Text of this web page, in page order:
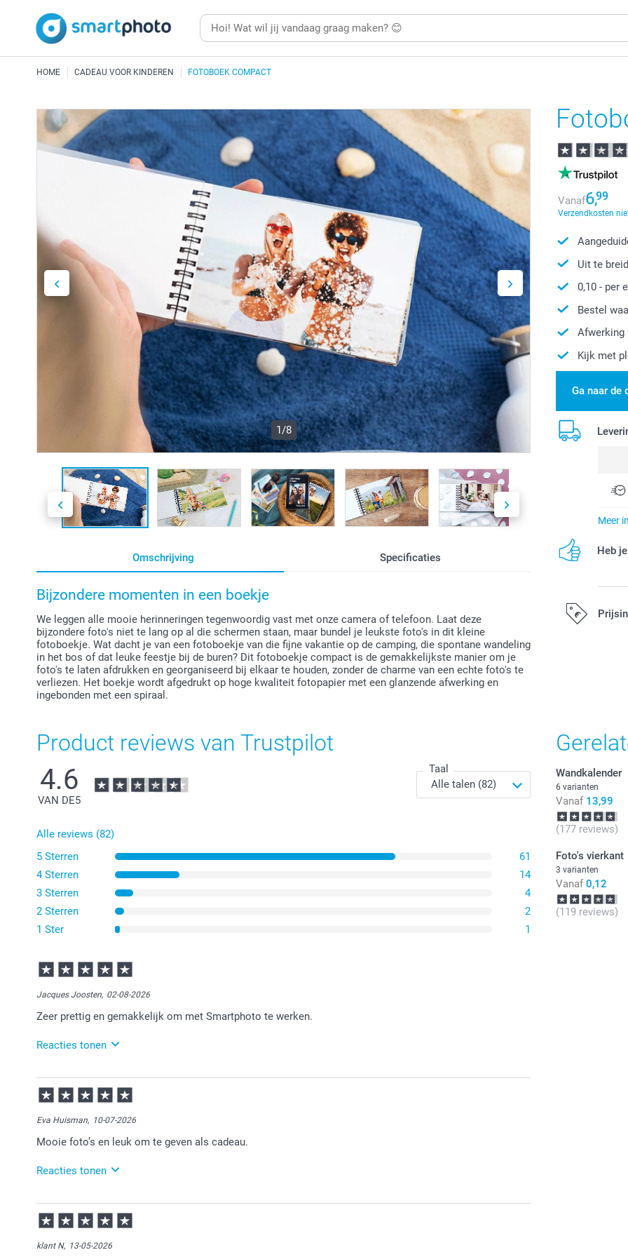
HOME CADEAU VOOR KINDEREN FOTOBOEK COMPACT
1/8
Omschrijving Specificaties
Bijzondere momenten in een boekje
We leggen alle mooie herinneringen tegenwoordig vast met onze camera of telefoon. Laat deze
bijzondere foto's niet te lang op al die schermen staan, maar bundel je leukste foto's in dit kleine
fotoboekje. Wat dacht je van een fotoboekje van die fijne vakantie op de camping, die spontane wandeling
in het bos of dat leuke feestje bij de buren? Dit fotoboekje compact is de gemakkelijkste manier om je
foto's te laten afdrukken en georganiseerd bij elkaar te houden, zonder de charme van een echte foto's te
verliezen. Het boekje wordt afgedrukt op hoge kwaliteit fotopapier met een glanzende afwerking en
ingebonden met een spiraal.
Vanaf6,99
Verzendkosten
Uit te
0,10 - per
Bestel
Afwerking
Kijk met
Ga naar de
Meer
Heb
Product reviews van Trustpilot
4.6
VAN DE5
Taal
Alle reviews (82)
5 Sterren
61
4 Sterren
14
3 Sterren
4
2 Sterren
2
1 Ster
1
Jacques Joosten, 02-08-2026
Zeer prettig en gemakkelijk om met Smartphoto te werken.
Reacties tonen
03-08-2026
12:14
Dat is leuk om te lezen.
Eva Huisman, 10-07-2026
Mooie foto’s en leuk om te geven als cadeau.
Reacties tonen
14-07-2026
13:54
Bedankt voor je review. Leuk om te horen dat je blij bent met het resultaat van je gemaakte
fotoboekje. Dit is zeker een heel leuk idee om als cadeautje te geven!
klant N, 13-05-2026
Wandkalender
6 varianten
Vanaf 13,99
(177 reviews)
Foto's vierkant
3 varianten
Vanaf 0,12
(119 reviews)